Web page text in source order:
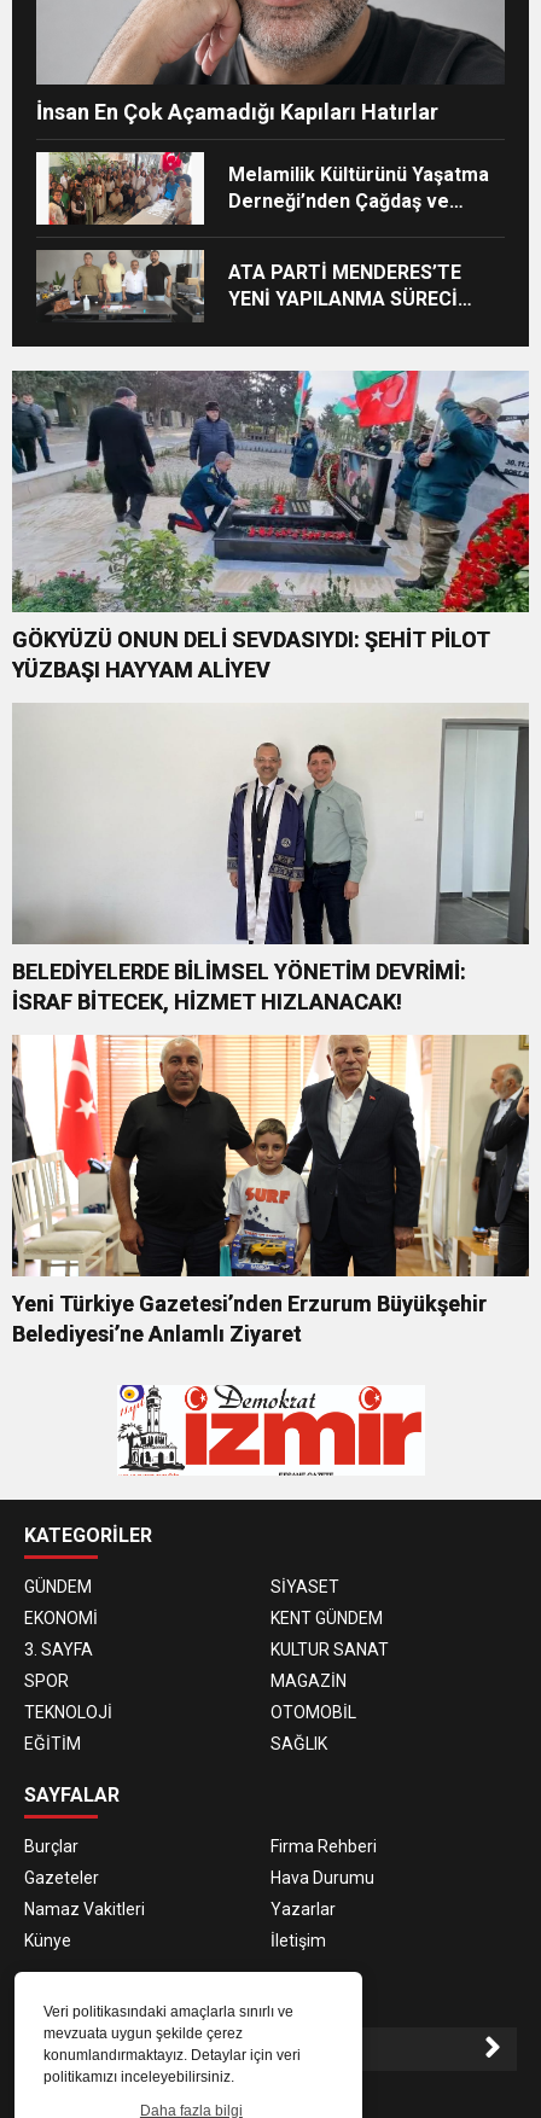
Veri politikasındaki amaçlarla sınırlı ve
mevzuata uygun şekilde çerez
konumlandırmaktayız. Detaylar için veri
politikamızı inceleyebilirsiniz.
Daha fazla bilgi
İnsan En Çok Açamadığı Kapıları Hatırlar
Melamilik Kültürünü Yaşatma
Derneği’nden Çağdaş ve
ATA PARTİ MENDERES’TE
YENİ YAPILANMA SÜRECİ
GÖKYÜZÜ ONUN DELİ SEVDASIYDI: ŞEHİT PİLOT
YÜZBAŞI HAYYAM ALİYEV
BELEDİYELERDE BİLİMSEL YÖNETİM DEVRİMİ:
İSRAF BİTECEK, HİZMET HIZLANACAK!
Yeni Türkiye Gazetesi’nden Erzurum Büyükşehir
Belediyesi’ne Anlamlı Ziyaret
KATEGORİLER
GÜNDEM
SİYASET
EKONOMİ
KENT GÜNDEM
3. SAYFA
KULTUR SANAT
SPOR
MAGAZİN
TEKNOLOJİ
OTOMOBİL
EĞİTİM
SAĞLIK
SAYFALAR
Burçlar
Firma Rehberi
Gazeteler
Hava Durumu
Namaz Vakitleri
Yazarlar
Künye
İletişim